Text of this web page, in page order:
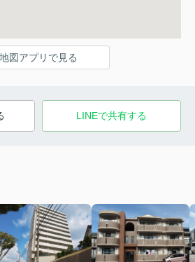
地図アプリで見る
LINEで共有する